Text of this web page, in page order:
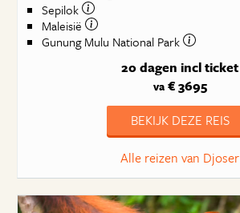
Sepilok
Maleisië
Gunung Mulu National Park
20 dagen incl ticket
va€ 3695
BEKIJK DEZE REIS
Alle reizen van Djoser